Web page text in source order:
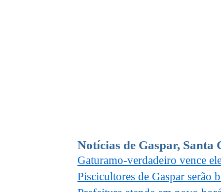
Notícias de Gaspar, Santa
Gaturamo-verdadeiro vence
Piscicultores de Gaspar serão